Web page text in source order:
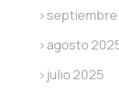
agosto
julio 2025